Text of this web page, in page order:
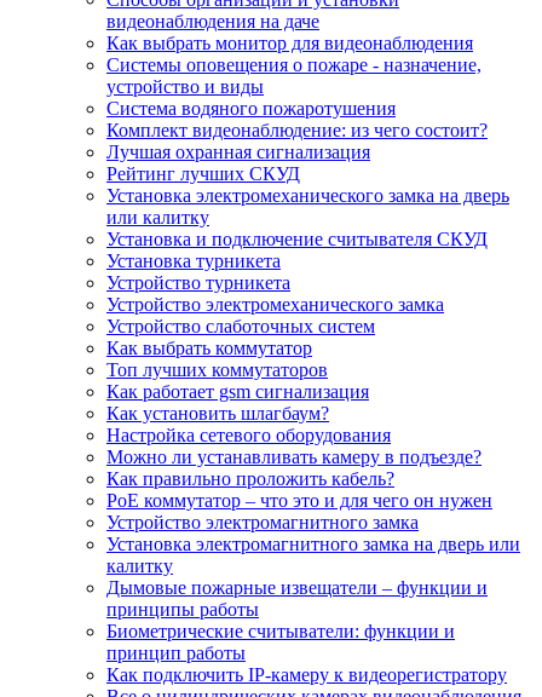
видеонаблюдения на даче
Как выбрать монитор для видеонаблюдения
Системы оповещения о пожаре - назначение,
устройство и виды
Система водяного пожаротушения
Комплект видеонаблюдение: из чего состоит?
Лучшая охранная сигнализация
Рейтинг лучших СКУД
Установка электромеханического замка на дверь
или калитку
Установка и подключение считывателя СКУД
Установка турникета
Устройство турникета
Устройство электромеханического замка
Устройство слаботочных систем
Как выбрать коммутатор
Топ лучших коммутаторов
Как работает gsm сигнализация
Как установить шлагбаум?
Настройка сетевого оборудования
Можно ли устанавливать камеру в подъезде?
Как правильно проложить кабель?
PoE коммутатор – что это и для чего он нужен
Устройство электромагнитного замка
Установка электромагнитного замка на дверь или
калитку
Дымовые пожарные извещатели – функции и
принципы работы
Биометрические считыватели: функции и
принцип работы
Как подключить IP-камеру к видеорегистратору